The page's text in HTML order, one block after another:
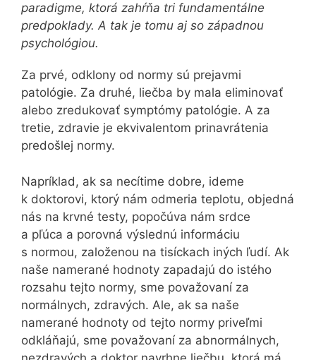
paradigme, ktorá zahŕňa tri fundamentálne
predpoklady. A tak je tomu aj so západnou
psychológiou.
Za prvé, odklony od normy sú prejavmi
patológie. Za druhé, liečba by mala eliminovať
alebo zredukovať symptómy patológie. A za
tretie, zdravie je ekvivalentom prinavrátenia
predošlej normy.
Napríklad, ak sa necítime dobre, ideme
k doktorovi, ktorý nám odmeria teplotu, objedná
nás na krvné testy, popočúva nám srdce
a pľúca a porovná výslednú informáciu
s normou, založenou na tisíckach iných ľudí. Ak
naše namerané hodnoty zapadajú do istého
rozsahu tejto normy, sme považovaní za
normálnych, zdravých. Ale, ak sa naše
namerané hodnoty od tejto normy priveľmi
odkláňajú, sme považovaní za abnormálnych,